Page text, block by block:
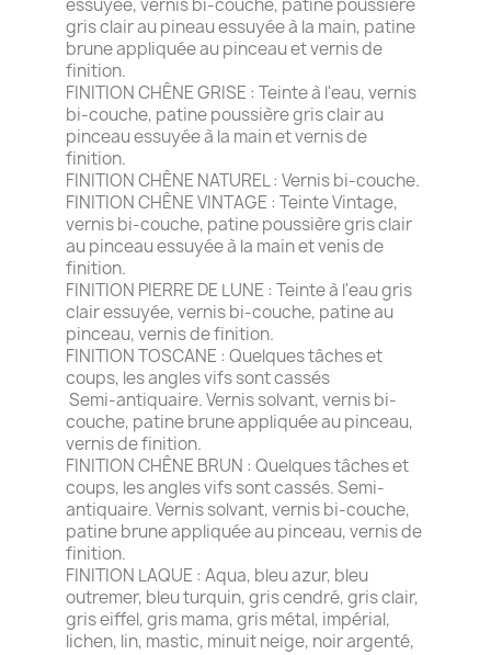
essuyée, vernis bi-couche, patine poussière
gris clair au pineau essuyée à la main, patine
brune appliquée au pinceau et vernis de
finition.
FINITION CHÊNE GRISE : Teinte à l'eau, vernis
bi-couche, patine poussière gris clair au
pinceau essuyée à la main et vernis de
finition.
FINITION CHÊNE NATUREL : Vernis bi-couche.
FINITION CHÊNE VINTAGE : Teinte Vintage,
vernis bi-couche, patine poussière gris clair
au pinceau essuyée à la main et venis de
finition.
FINITION PIERRE DE LUNE : Teinte à l'eau gris
clair essuyée, vernis bi-couche, patine au
pinceau, vernis de finition.
FINITION TOSCANE : Quelques tâches et
coups, les angles vifs sont cassés
Semi-antiquaire. Vernis solvant, vernis bi-
couche, patine brune appliquée au pinceau,
vernis de finition.
FINITION CHÊNE BRUN : Quelques tâches et
coups, les angles vifs sont cassés. Semi-
antiquaire. Vernis solvant, vernis bi-couche,
patine brune appliquée au pinceau, vernis de
finition.
FINITION LAQUE : Aqua, bleu azur, bleu
outremer, bleu turquin, gris cendré, gris clair,
gris eiffel, gris mama, gris métal, impérial,
lichen, lin, mastic, minuit neige, noir argenté,